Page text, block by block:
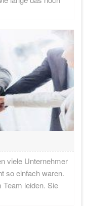
viele Unternehmer
so einfach waren.
leiden. Sie